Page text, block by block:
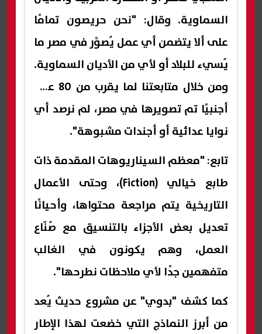
السماوية. وقال: "نحن حريصون تمامًا
على ألا يتضمن أي عمل يُصوَّر في مصر ما
يُسيء للبلاد أو لأي من الأديان السماوية.
ومن خلال متابعتنا لما يقرب من 80 عملًا
أجنبيًا تم تصويرها في مصر، لم نرصد أي
نوايا عدائية أو أجندات مشبوهة".
تابع: "معظم السيناريوهات المقدمة ذات
طابع خيالي (Fiction)، وحتى الأعمال
التاريخية يتم مراجعة محتواها، وأحيانًا
تعديل بعض الأجزاء بالتنسيق مع صُنّاع
العمل، وهم يكونون في الغالب
متفهمين جدًا لأي ملاحظات نطرحها".
كما كشف "بدوي" عن مشروع حديث يُعد
من أبرز النماذج التي خضعت لهذا الإطار